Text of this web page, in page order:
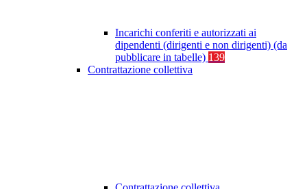
Incarichi conferiti e autorizzati ai
dipendenti (dirigenti e non dirigenti) (da
pubblicare in tabelle) 139
Contrattazione collettiva